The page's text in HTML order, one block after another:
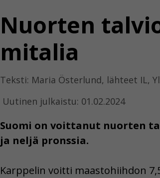
Nuorten
mitalia
Teksti: Maria Österlund, lähteet IL,
Uutinen julkaistu: 01.02.2024
Suomi on voittanut nuorten
ja neljä pronssia.
Karppelin voitti maastohiihdon